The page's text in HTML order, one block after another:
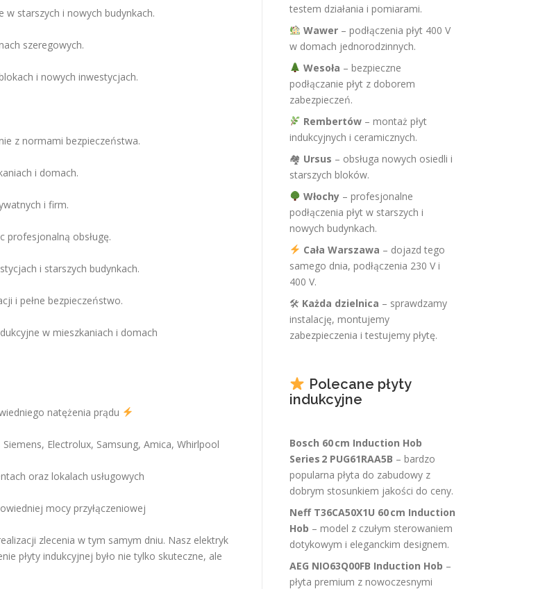
w starszych i nowych budynkach.
szeregowych.
i nowych inwestycjach.
z normami bezpieczeństwa.
i domach.
i firm.
profesjonalną obsługę.
i starszych budynkach.
i pełne bezpieczeństwo.
w mieszkaniach i domach
natężenia prądu
Electrolux, Samsung, Amica, Whirlpool
oraz lokalach usługowych
mocy przyłączeniowej
zlecenia w tym samym dniu. Nasz elektryk
płyty indukcyjnej było nie tylko skuteczne, ale
testem działania i pomiarami.
Wawer– podłączenia płyt 400 V
w domach jednorodzinnych.
Wesoła – bezpieczne
podłączanie płyt z doborem
zabezpieczeń.
Rembertów– montaż płyt
indukcyjnych i ceramicznych.
🏘 Ursus – obsługa nowych osiedli i
starszych bloków.
Włochy– profesjonalne
podłączenia płyt w starszych i
nowych budynkach.
Cała Warszawa – dojazd tego
samego dnia, podłączenia 230 V i
400 V.
🛠 Każda dzielnica – sprawdzamy
instalację, montujemy
zabezpieczenia i testujemy płytę.
Polecane płyty
indukcyjne
Bosch 60 cm Induction Hob
Series 2 PUG61RAA5B – bardzo
popularna płyta do zabudowy z
dobrym stosunkiem jakości do ceny.
Neff T36CA50X1U 60 cm Induction
Hob – model z czułym sterowaniem
dotykowym i eleganckim designem.
AEG NIO63Q00FB Induction Hob –
płyta premium z nowoczesnymi